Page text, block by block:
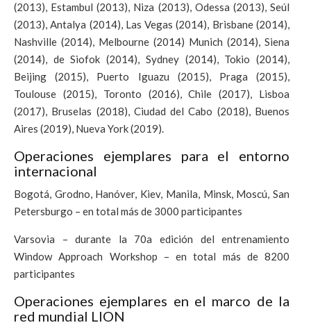
(2013), Estambul (2013), Niza (2013), Odessa (2013), Seúl
(2013), Antalya (2014), Las Vegas (2014), Brisbane (2014),
Nashville (2014), Melbourne (2014) Munich (2014), Siena
(2014), de Siofok (2014), Sydney (2014), Tokio (2014),
Beijing (2015), Puerto Iguazu (2015), Praga (2015),
Toulouse (2015), Toronto (2016), Chile (2017), Lisboa
(2017), Bruselas (2018), Ciudad del Cabo (2018), Buenos
Aires (2019), Nueva York (2019).
Operaciones ejemplares para el entorno
internacional
Bogotá, Grodno, Hanóver, Kiev, Manila, Minsk, Moscú, San
Petersburgo – en total más de 3000 participantes
Varsovia – durante la 70a edición del entrenamiento
Window Approach Workshop – en total más de 8200
participantes
Operaciones ejemplares en el marco de la
red mundial LION